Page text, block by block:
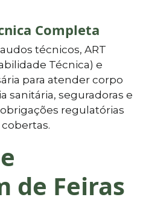
Completa
técnicos, ART
Técnica) e
para atender corpo
sanitária, seguradoras e
regulatórias
de Feiras